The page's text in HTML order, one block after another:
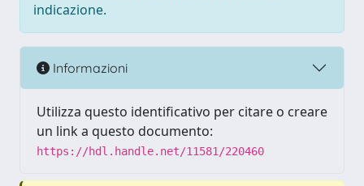
indicazione.
Informazioni
Utilizza questo identificativo per citare o creare
un link a questo documento:
https://hdl.handle.net/11581/220460